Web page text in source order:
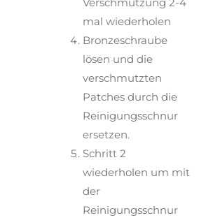
mal wiederholen
Bronzeschraube
lösen und die
verschmutzten
Patches durch die
Reinigungsschnur
ersetzen.
Schritt 2
wiederholen um mit
der
Reinigungsschnur